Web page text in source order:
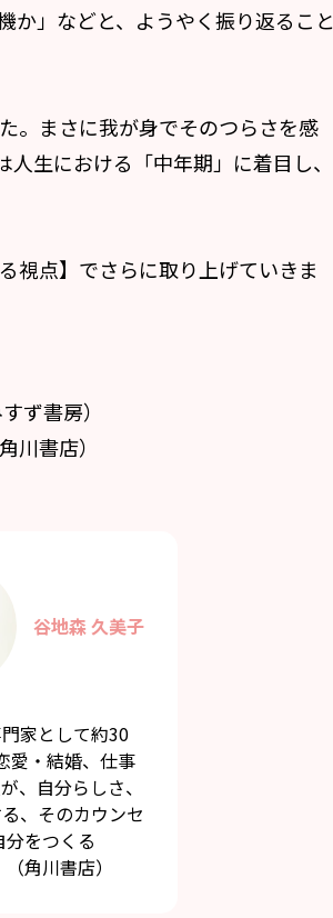
か」などと、ようやく振り返ること
。まさに我が身でそのつらさを感
生における「中年期」に着目し、
視点】でさらに取り上げていきま
ず書房）
書店）
谷地森 久美子
家として約30
愛・結婚、仕事
、自分らしさ、
、そのカウンセ
分をつくる
角川書店）